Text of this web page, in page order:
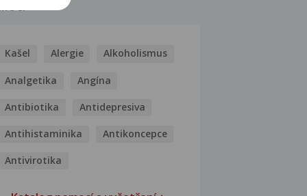
Kašel Alergie Alkoholismus
Analgetika Angína
Antibiotika Antidepresiva
Antihistaminika Antikoncepce
Antivirotika